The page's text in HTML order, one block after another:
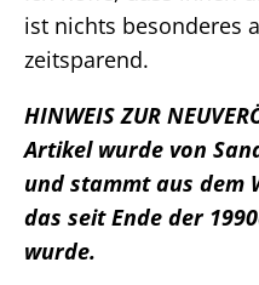
ist nichts besonderes
zeitsparend.
HINWEIS ZUR
Artikel wurde von
und stammt aus dem
das seit Ende der
wurde.